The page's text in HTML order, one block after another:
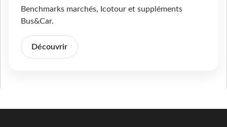
Benchmarks marchés, Icotour et suppléments
Bus&Car.
Découvrir